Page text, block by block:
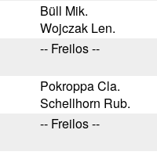
Büll Mik.
Wojczak Len.
-- Freilos --
Pokroppa Cla.
Schellhorn Rub.
-- Freilos --